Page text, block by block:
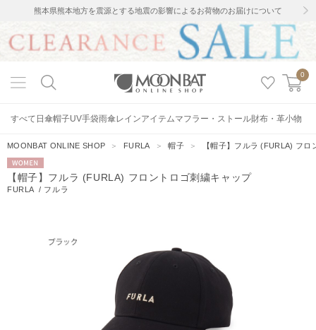
熊本県熊本地方を震源とする地震の影響によるお荷物のお届けについて
0
すべて 日傘帽子UV手袋雨傘レインアイテムマフラー・ストール財布・革小物
MOONBAT ONLINE SHOP ＞ FURLA ＞帽子 ＞ 【帽子】フルラ (FURLA) フロ
WOMEN
【帽子】フルラ (FURLA) フロントロゴ刺繍キャップ
FURLA / フルラ